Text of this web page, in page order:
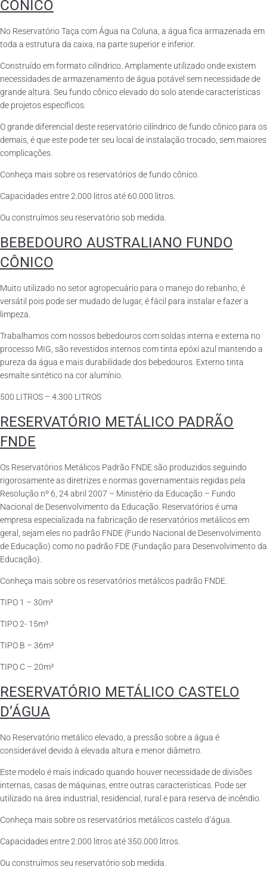
CÔNICO
No Reservatório Taça com Água na Coluna, a água fica armazenada em
toda a estrutura da caixa, na parte superior e inferior.
Construído em formato cilíndrico. Amplamente utilizado onde existem
necessidades de armazenamento de água potável sem necessidade de
grande altura. Seu fundo cônico elevado do solo atende características
de projetos específicos.
O grande diferencial deste reservatório cilíndrico de fundo cônico para os
demais, é que este pode ter seu local de instalação trocado, sem maiores
complicações.
Conheça mais sobre os reservatórios de fundo cônico.
Capacidades entre 2.000 litros até 60.000 litros.
Ou construímos seu reservatório sob medida.
BEBEDOURO AUSTRALIANO FUNDO
CÔNICO
Muito utilizado no setor agropecuário para o manejo do rebanho, é
versátil pois pode ser mudado de lugar, é fácil para instalar e fazer a
limpeza.
Trabalhamos com nossos bebedouros com soldas interna e externa no
processo MIG, são revestidos internos com tinta epóxi azul mantendo a
pureza da água e mais durabilidade dos bebedouros. Externo tinta
esmalte sintético na cor alumínio.
500 LITROS – 4.300 LITROS
RESERVATÓRIO METÁLICO PADRÃO
FNDE
Os Reservatórios Metálicos Padrão FNDE são produzidos seguindo
rigorosamente as diretrizes e normas governamentais regidas pela
Resolução nº 6, 24 abril 2007 – Ministério da Educação – Fundo
Nacional de Desenvolvimento da Educação. Reservatórios é uma
empresa especializada na fabricação de reservatórios metálicos em
geral, sejam eles no padrão FNDE (Fundo Nacional de Desenvolvimento
de Educação) como no padrão FDE (Fundação para Desenvolvimento da
Educação).
Conheça mais sobre os reservatórios metálicos padrão FNDE.
TIPO 1 – 30m³
TIPO 2- 15m³
TIPO B – 36m³
TIPO C – 20m³
RESERVATÓRIO METÁLICO CASTELO
D’ÁGUA
No Reservatório metálico elevado, a pressão sobre a água é
considerável devido à elevada altura e menor diâmetro.
Este modelo é mais indicado quando houver necessidade de divisões
internas, casas de máquinas, entre outras características. Pode ser
utilizado na área industrial, residencial, rural e para reserva de incêndio.
Conheça mais sobre os reservatórios metálicos castelo d’água.
Capacidades entre 2.000 litros até 350.000 litros.
Ou construímos seu reservatório sob medida.